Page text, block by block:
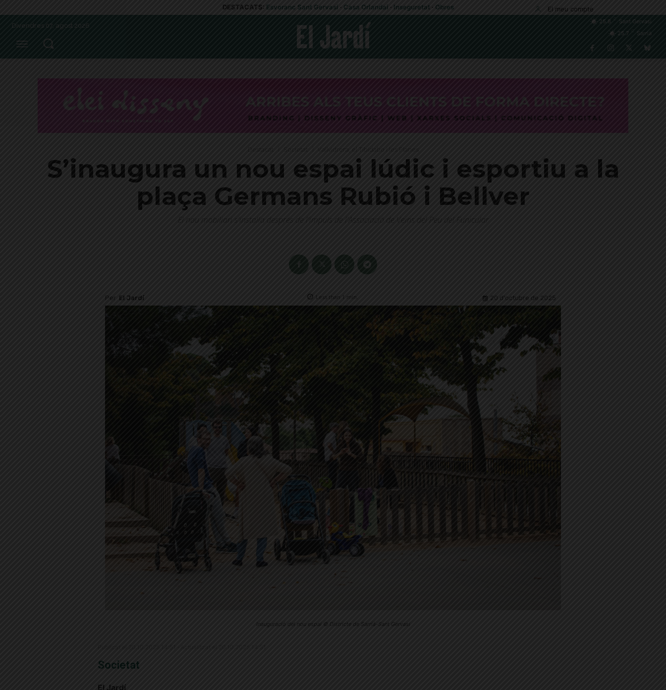
DESTACATS: Esvoranc Sant Gervasi · Casa Orlandai · Inseguretat · Obres El meu compte
Divendres 07, agost 2026
25.8
Sant Gervasi
25.7
Sarrià
Destacat
S’inaugura un nou espai lúdic i esportiu a la
plaça Germans Rubió i Bellver
El nou mobiliari s'instal·la després de l'impuls de l'Associació de Veïns del Peu del Funicular
Per El Jardí Less than 1 min. 20 d'octubre de 2025
Inauguració del nou espai © Districte de Sarrià-Sant Gervasi
Societat
El Jardí